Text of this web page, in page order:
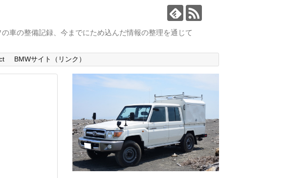
車の整備記録、今までにため込んだ情報の整理を通じて
BMWサイト（リンク）